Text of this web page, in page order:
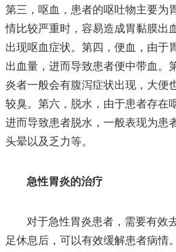
第三，呕血，患者的呕吐物主要为
情比较严重时，容易造成胃黏膜出
出现呕血症状。第四，便血，由于
出血量，进而导致患者便中带血。
炎者一般会有腹泻症状出现，大便
较臭。第六，脱水，由于患者存在
进而导致患者脱水，一般表现为患
头晕以及乏力等。
急性胃炎的治疗
对于急性胃炎患者，需要有效
足休息后，可以有效缓解患者病情